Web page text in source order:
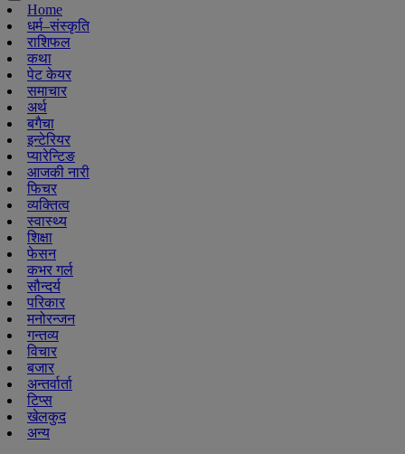
Home
धर्म–संस्कृति
राशिफल
कथा
पेट केयर
समाचार
अर्थ
बगैचा
इन्टेरियर
प्यारेन्टिङ
आजकी नारी
फिचर
व्यक्तित्व
स्वास्थ्य
शिक्षा
फेसन
कभर गर्ल
सौन्दर्य
परिकार
मनोरन्जन
गन्तव्य
विचार
बजार
अन्तर्वार्ता
टिप्स
खेलकुद
अन्य